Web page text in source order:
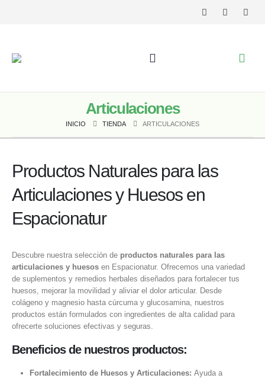
Articulaciones
INICIO TIENDA ARTICULACIONES
Productos Naturales para las
Articulaciones y Huesos en
Espacionatur
Descubre nuestra selección de productos naturales para las
articulaciones y huesos en Espacionatur. Ofrecemos una variedad
de suplementos y remedios herbales diseñados para fortalecer tus
huesos, mejorar la movilidad y aliviar el dolor articular. Desde
colágeno y magnesio hasta cúrcuma y glucosamina, nuestros
productos están formulados con ingredientes de alta calidad para
ofrecerte soluciones efectivas y seguras.
Beneficios de nuestros productos:
Fortalecimiento de Huesos y Articulaciones: Ayuda a